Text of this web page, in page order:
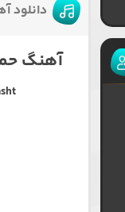
دانلود
آهنگ